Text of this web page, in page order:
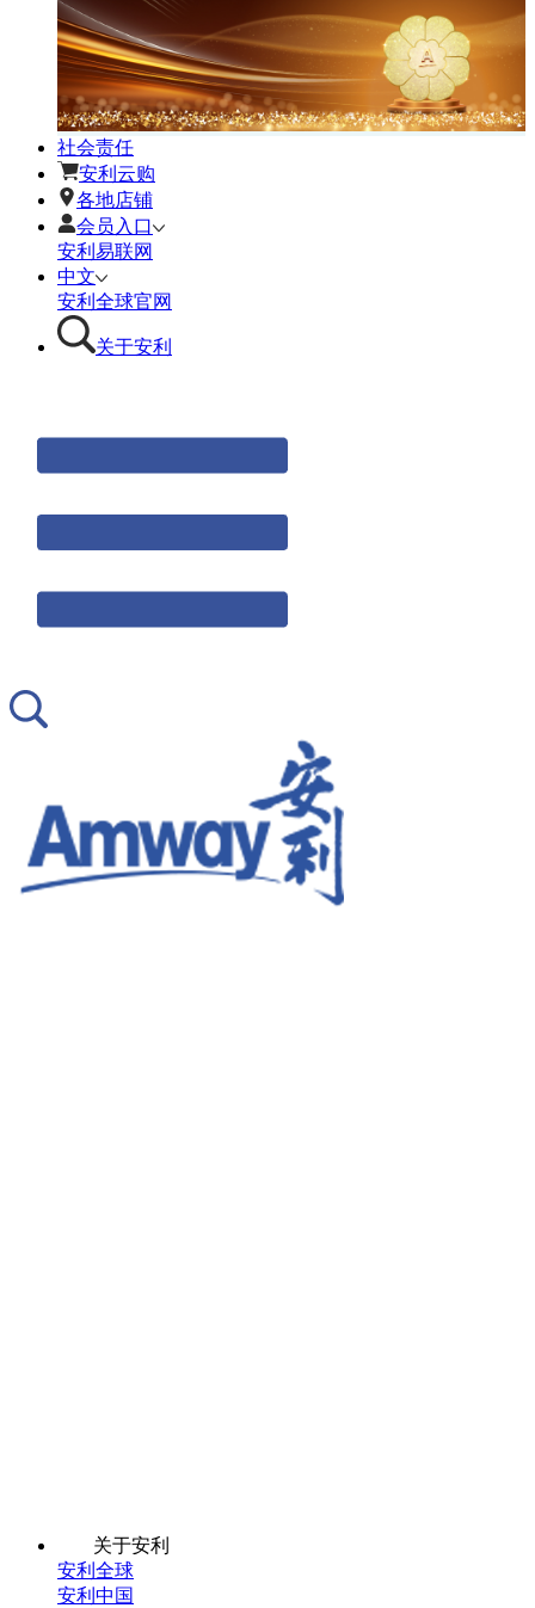
社会责任
安利云购
各地店铺
会员入口
安利易联网
中文
安利全球官网
关于安利
关于安利
安利全球
安利中国